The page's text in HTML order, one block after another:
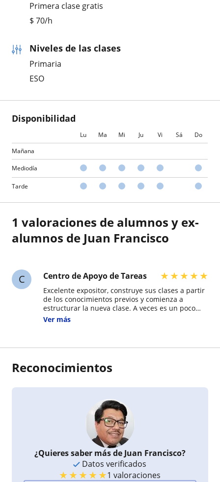
Primera clase gratis
$ 70/h
Niveles de las clases
Primaria
ESO
Disponibilidad
Lu Ma Mi Ju Vi Sá
Do
Mañana
Mediodía
Tarde
1 valoraciones de alumnos y ex-
alumnos de Juan Francisco
C Centro de Apoyo de Tareas ★★★★★
Excelente expositor, construye sus clases a partir
de los conocimientos previos y comienza a
estructurar la nueva clase. A veces es un poco
tardada su clase, pero se remonta a el elemento
Ver más
Reconocimientos
¿Quieres saber más de Juan Francisco?
Datos verificados
★★★★★1 valoraciones